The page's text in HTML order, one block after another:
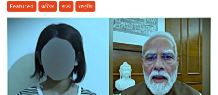
पेपर
लीक
संशोधन
बिल
को
दी
मंजूरी,
Featured करियर राज्य राष्ट्रीय